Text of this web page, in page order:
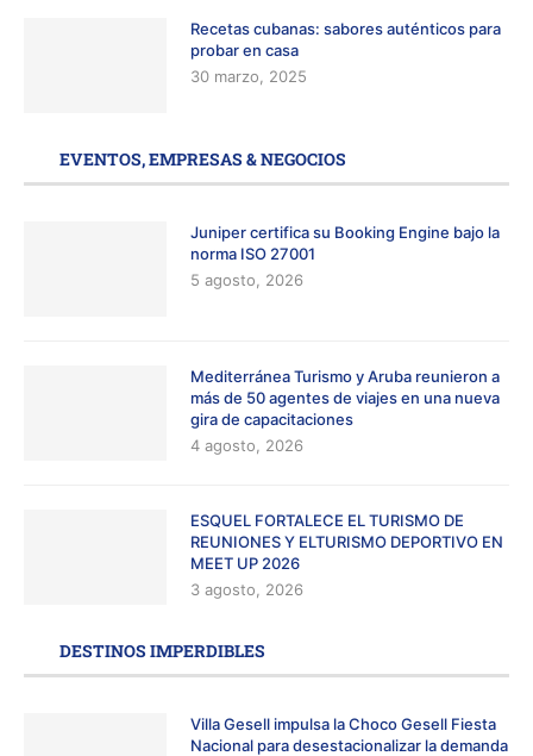
Recetas cubanas: sabores auténticos para
probar en casa
30 marzo, 2025
EVENTOS, EMPRESAS & NEGOCIOS
Juniper certifica su Booking Engine bajo la
norma ISO 27001
5 agosto, 2026
Mediterránea Turismo y Aruba reunieron a
más de 50 agentes de viajes en una nueva
gira de capacitaciones
4 agosto, 2026
ESQUEL FORTALECE EL TURISMO DE
REUNIONES Y ELTURISMO DEPORTIVO EN
MEET UP 2026
3 agosto, 2026
DESTINOS IMPERDIBLES
Villa Gesell impulsa la Choco Gesell Fiesta
Nacional para desestacionalizar la demanda